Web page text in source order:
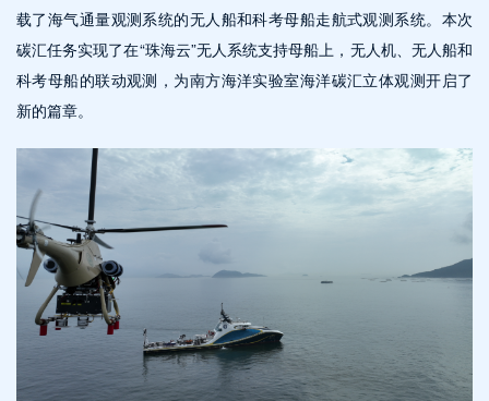
载了海气通量观测系统的无人船和科考母船走航式观测系统。本次
碳汇任务实现了在“珠海云”无人系统支持母船上，无人机、无人船和
科考母船的联动观测，为南方海洋实验室海洋碳汇立体观测开启了
新的篇章。